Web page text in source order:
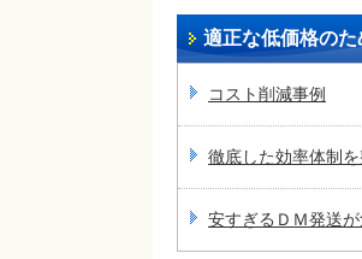
適正な低価格のた
コスト削減事例
徹底した効率体制
安すぎるＤＭ発送